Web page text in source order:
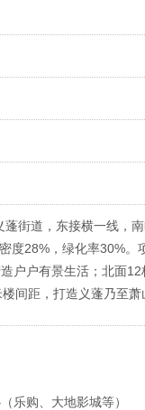
蓬街道，东接横一线，
度28%，绿化率30%
户户有景生活；北面
间距，打造义蓬乃至
乐购、大地影城等）